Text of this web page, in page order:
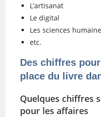
L’artisanat
Le digital
Les sciences
etc.
Des chiffres
place du livre
Quelques chiffres
pour les affaires